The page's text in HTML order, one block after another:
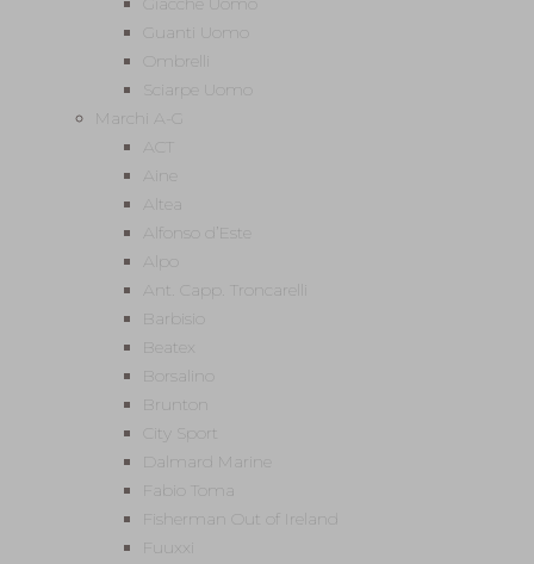
Guanti Uomo
Ombrelli
Sciarpe Uomo
Marchi A-G
ACT
Aine
Altea
Alfonso d’Este
Alpo
Ant. Capp. Troncarelli
Barbisio
Beatex
Borsalino
Brunton
City Sport
Dalmard Marine
Fabio Toma
Fisherman Out of Ireland
Fuuxxi